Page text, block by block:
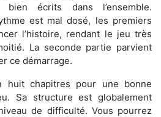
écrits dans l’ensemble.
est mal dosé, les premiers
l’histoire, rendant le jeu très
La seconde partie parvient
ce démarrage.
huit chapitres pour une bonne
Sa structure est globalement
de difficulté. Vous pourrez